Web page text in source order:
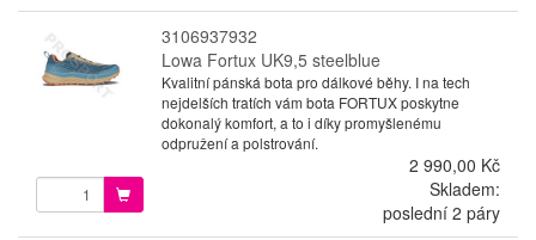
3106937932
Lowa Fortux UK9,5 steelblue
Kvalitní pánská bota pro dálkové běhy. I na tech
nejdelších tratích vám bota FORTUX poskytne
dokonalý komfort, a to i díky promyšlenému
odpružení a polstrování.
2 990,00 Kč
Skladem:
poslední 2 páry